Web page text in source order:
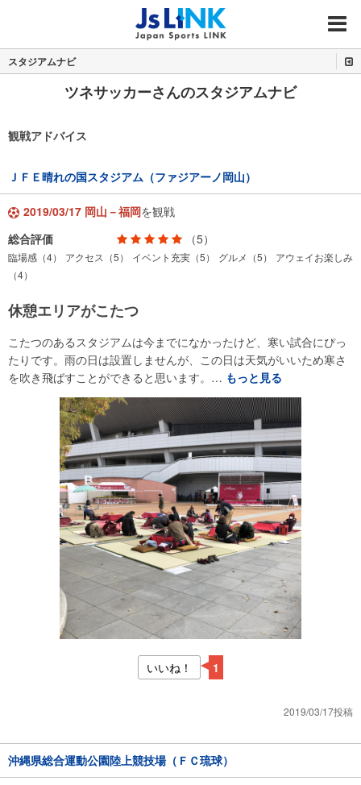
MENU
スタジアムナビ
ツネサッカーさんのスタジアムナビ
観戦アドバイス
ＪＦＥ晴れの国スタジアム（ファジアーノ岡山）
2019/03/17 岡山－福岡を観戦
総合評価
（5）
臨場感（4） アクセス（5） イベント充実（5） グルメ（5）
アウェイお楽しみ
（4）
休憩エリアがこたつ
こたつのあるスタジアムは今までになかったけど、寒い試合にぴっ
たりです。雨の日は設置しませんが、この日は天気がいいため寒さ
を吹き飛ばすことができると思います。… もっと見る
いいね！ 1
2019/03/17投稿
沖縄県総合運動公園陸上競技場（ＦＣ琉球）